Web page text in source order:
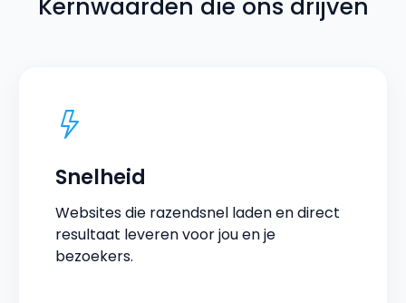
Kernwaarden die ons drijven
Snelheid
Websites die razendsnel laden en direct
resultaat leveren voor jou en je
bezoekers.